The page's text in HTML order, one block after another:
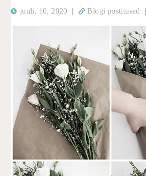
juuli, 10, 2020 | Blogi postitused |